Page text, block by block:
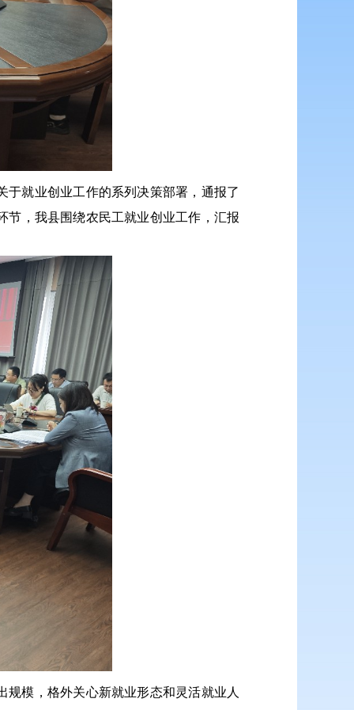
就业创业工作的系列决策部署，通报了
节，我县围绕农民工就业创业工作，汇报
模，格外关心新就业形态和灵活就业人